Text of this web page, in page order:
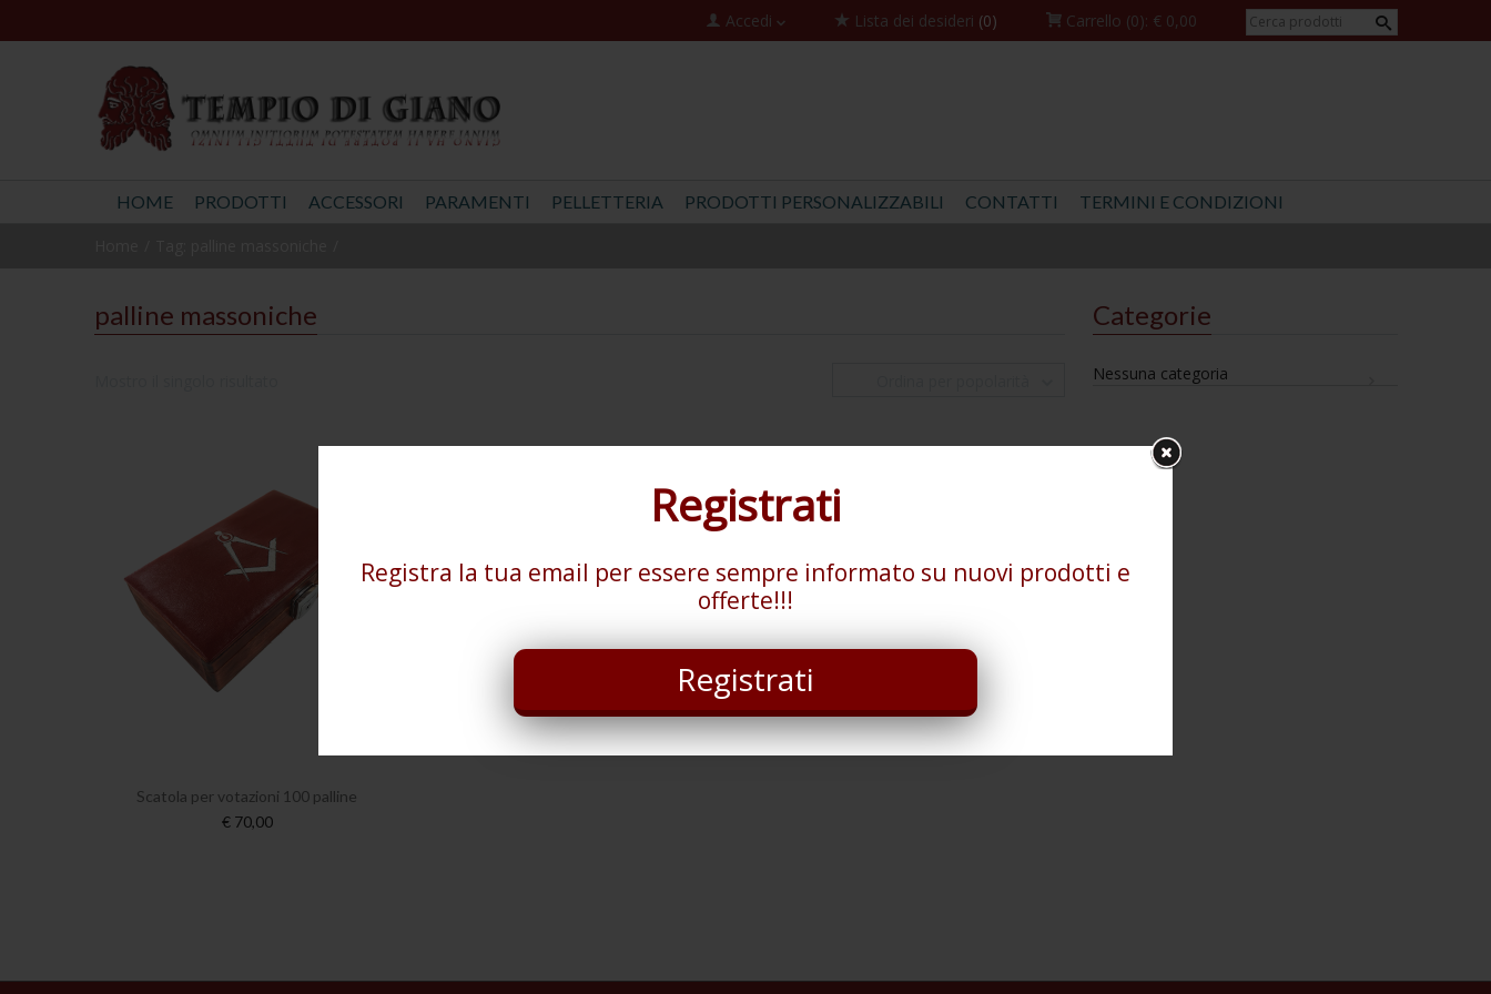
Registrati
Registra la tua email per essere sempre informato su nuovi prodotti e
offerte!!!
Registrati
Accedi Lista dei desideri (0) Carrello (0): € 0,00
HOME PRODOTTI ACCESSORI PARAMENTI PELLETTERIA PRODOTTI PERSONALIZZABILI CONTATTI TERMINI E CONDIZIONI
palline massoniche
Scatola per votazioni 100 palline
€ 70,00
Categorie
Nessuna categoria